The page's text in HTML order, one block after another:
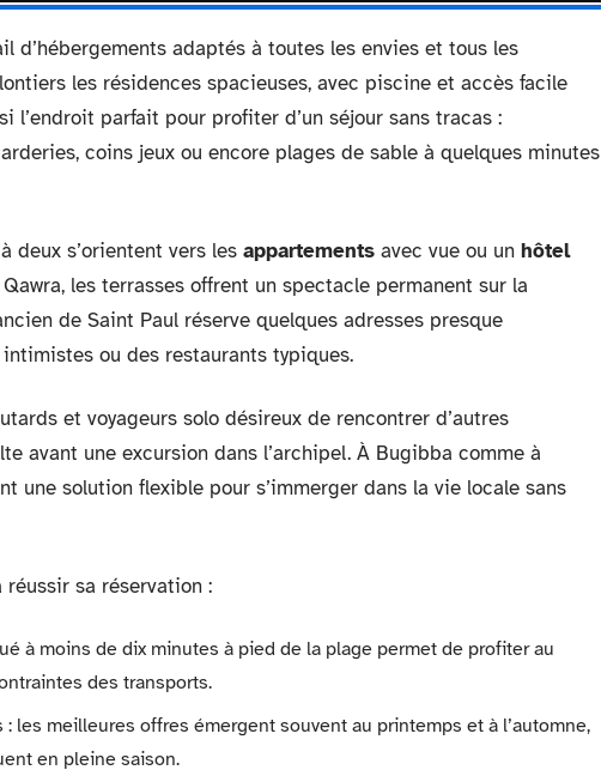
d’hébergements adaptés à toutes les envies et tous les
les résidences spacieuses, avec piscine et accès facile
l’endroit parfait pour profiter d’un séjour sans tracas :
coins jeux ou encore plages de sable à quelques minutes
deux s’orientent vers les appartements avec vue ou un hôtel
les terrasses offrent un spectacle permanent sur la
de Saint Paul réserve quelques adresses presque
ou des restaurants typiques.
et voyageurs solo désireux de rencontrer d’autres
avant une excursion dans l’archipel. À Bugibba comme à
une solution flexible pour s’immerger dans la vie locale sans
sa réservation :
à moins de dix minutes à pied de la plage permet de profiter au
des transports.
les meilleures offres émergent souvent au printemps et à l’automne,
en pleine saison.